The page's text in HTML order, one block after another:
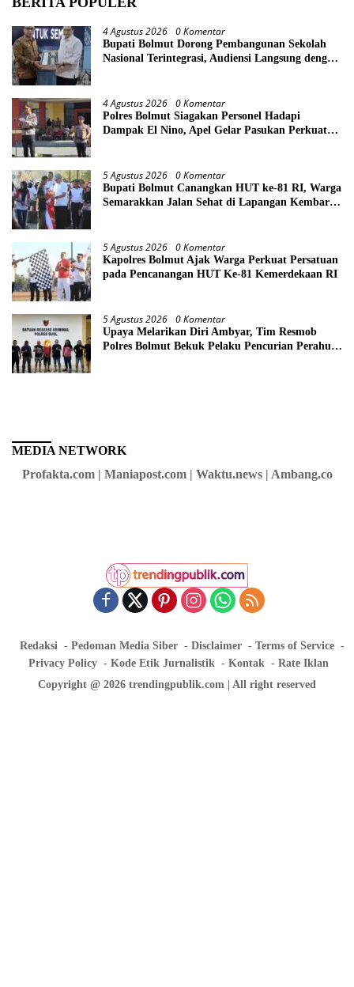
4 Agustus 2026 0 Komentar
Bupati Bolmut Dorong Pembangunan Sekolah
Nasional Terintegrasi, Audiensi Langsung dengan
4 Agustus 2026 0 Komentar
Polres Bolmut Siagakan Personel Hadapi
Dampak El Nino, Apel Gelar Pasukan Perkuat
5 Agustus 2026 0 Komentar
Bupati Bolmut Canangkan HUT ke-81 RI, Warga
Semarakkan Jalan Sehat di Lapangan Kembar
5 Agustus 2026 0 Komentar
Kapolres Bolmut Ajak Warga Perkuat Persatuan
pada Pencanangan HUT Ke-81 Kemerdekaan RI
5 Agustus 2026 0 Komentar
Upaya Melarikan Diri Ambyar, Tim Resmob
Polres Bolmut Bekuk Pelaku Pencurian Perahu
MEDIA NETWORK
Profakta.com | Maniapost.com | Waktu.news | Ambang.co
Redaksi Pedoman Media Siber Disclaimer
Terms of Service
Privacy Policy
Kode Etik Jurnalistik Kontak
Rate Iklan
Copyright @ 2026 trendingpublik.com | All right reserved